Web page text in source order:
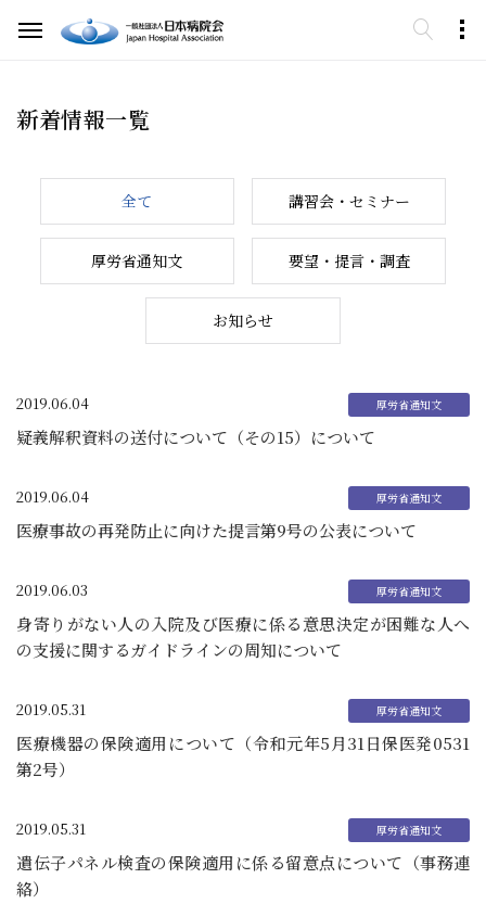
新着情報一覧
全て 講習会・セミナー
厚労省通知文 要望・提言・調査
お知らせ
2019.06.04
疑義解釈資料の送付について（その15）について
2019.06.04
医療事故の再発防止に向けた提言第9号の公表について
2019.06.03
身寄りがない人の入院及び医療に係る意思決定が困難な人へ
の支援に関するガイドラインの周知について
2019.05.31
医療機器の保険適用について（令和元年5月31日保医発0531
第2号）
2019.05.31
遺伝子パネル検査の保険適用に係る留意点について（事務連
絡）